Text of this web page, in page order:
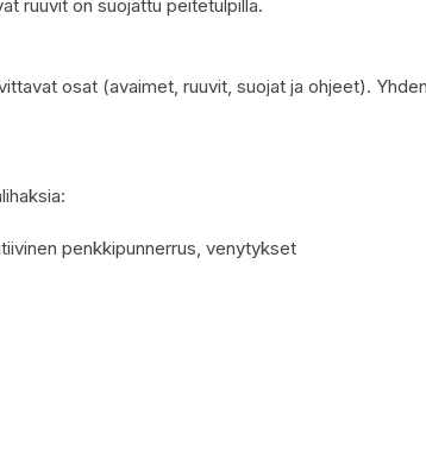
ruuvit on suojattu peitetulpilla.
osat (avaimet, ruuvit, suojat ja ohjeet).
penkkipunnerrus, venytykset